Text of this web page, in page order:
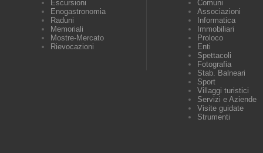
Escursioni
Enogastronomia
Raduni
Memoriali
Mostre-Mercato
Rievocazioni
Comuni
Associazioni
Informatica
Immobiliari
Proloco
Enti
Spettacoli
Fotografia
Stab. Balneari
Sport
Villaggi turistici
Servizi e Aziende
Visite guidate
Strumenti